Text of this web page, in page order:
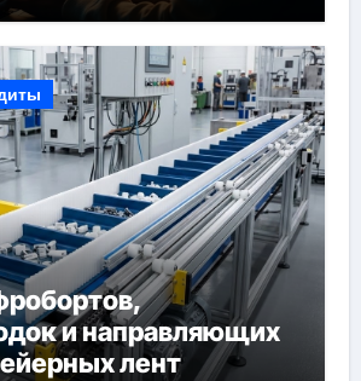
и направляющих
лент